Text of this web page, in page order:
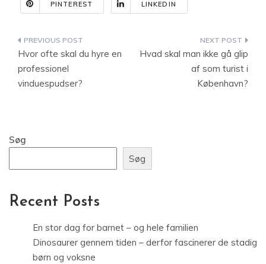
PINTEREST LINKEDIN
Indlægsnavigation
Hvor ofte skal du hyre en
professionel
vinduespudser?
Hvad skal man ikke gå glip
af som turist i
København?
Søg
Søg
Recent Posts
En stor dag for barnet – og hele familien
Dinosaurer gennem tiden – derfor fascinerer de stadig
børn og voksne